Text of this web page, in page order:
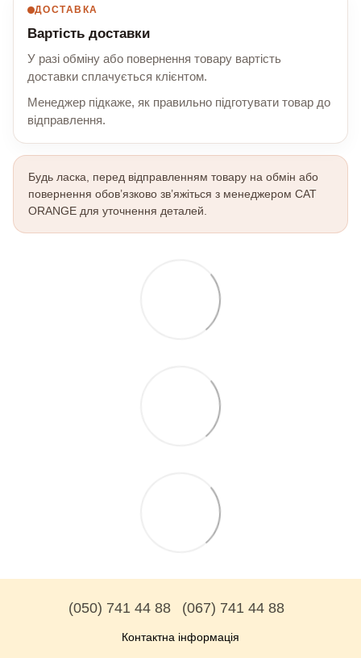
ДОСТАВКА
Вартість доставки
У разі обміну або повернення товару вартість
доставки сплачується клієнтом.
Менеджер підкаже, як правильно підготувати товар до
відправлення.
Будь ласка, перед відправленням товару на обмін або
повернення обов’язково зв’яжіться з менеджером CAT
ORANGE для уточнення деталей.
(050) 741 44 88 (067) 741 44 88
Контактна інформація